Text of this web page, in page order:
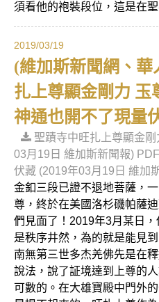
須看他的袍裝段位，這是在
2019/03/19
(維加斯新聞網、
扎上尊顯金剛力 玉
神通也開不了現量
聖蹟寺中旺扎上尊顯金
03月19日 維加斯新聞報) PDF
伏藏 (2019年03月19日 維加
金釦三段已證不退地菩薩，
尊，終於在美國洛杉磯帕薩
們見面了！2019年3月某日
是秩序井然，為的就是能見到
南無第三世多杰羌佛先是在
說法，說了証境達到上尊的
可數的。在大雄寶殿中門外